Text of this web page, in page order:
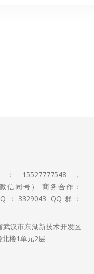
，
信同号） 商务合作：
：3329043 QQ群：
武汉市东湖新技术开发区
北楼1单元2层